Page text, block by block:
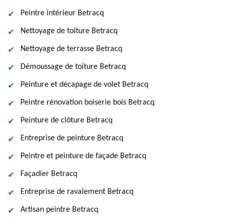
Peintre intérieur Betracq
Nettoyage de toiture Betracq
Nettoyage de terrasse Betracq
Démoussage de toiture Betracq
Peinture et décapage de volet Betracq
Peintre rénovation boiserie bois Betracq
Peinture de clôture Betracq
Entreprise de peinture Betracq
Peintre et peinture de façade Betracq
Façadier Betracq
Entreprise de ravalement Betracq
Artisan peintre Betracq